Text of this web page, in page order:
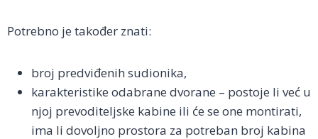
Potrebno je također znati:
broj predviđenih sudionika,
karakteristike odabrane dvorane – postoje li već u
njoj prevoditeljske kabine ili će se one montirati,
ima li dovoljno prostora za potreban broj kabina